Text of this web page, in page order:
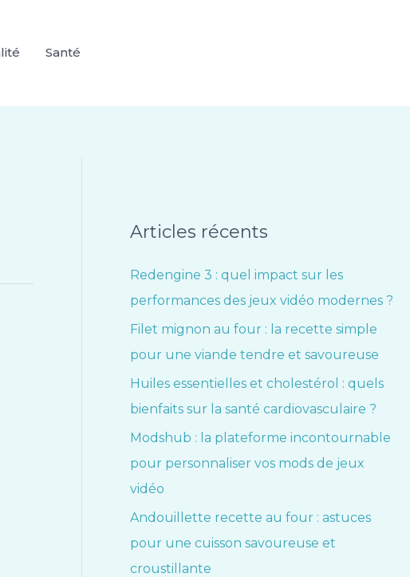
Santé
Articles récents
Redengine 3 : quel impact sur les
performances des jeux vidéo modernes ?
Filet mignon au four : la recette simple
pour une viande tendre et savoureuse
Huiles essentielles et cholestérol : quels
bienfaits sur la santé cardiovasculaire ?
Modshub : la plateforme incontournable
pour personnaliser vos mods de jeux
vidéo
Andouillette recette au four : astuces
pour une cuisson savoureuse et
croustillante